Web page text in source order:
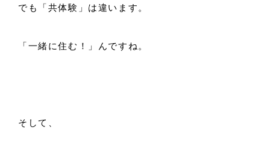
でも「共体験」は違います。
「一緒に住む！」んですね。
そして、